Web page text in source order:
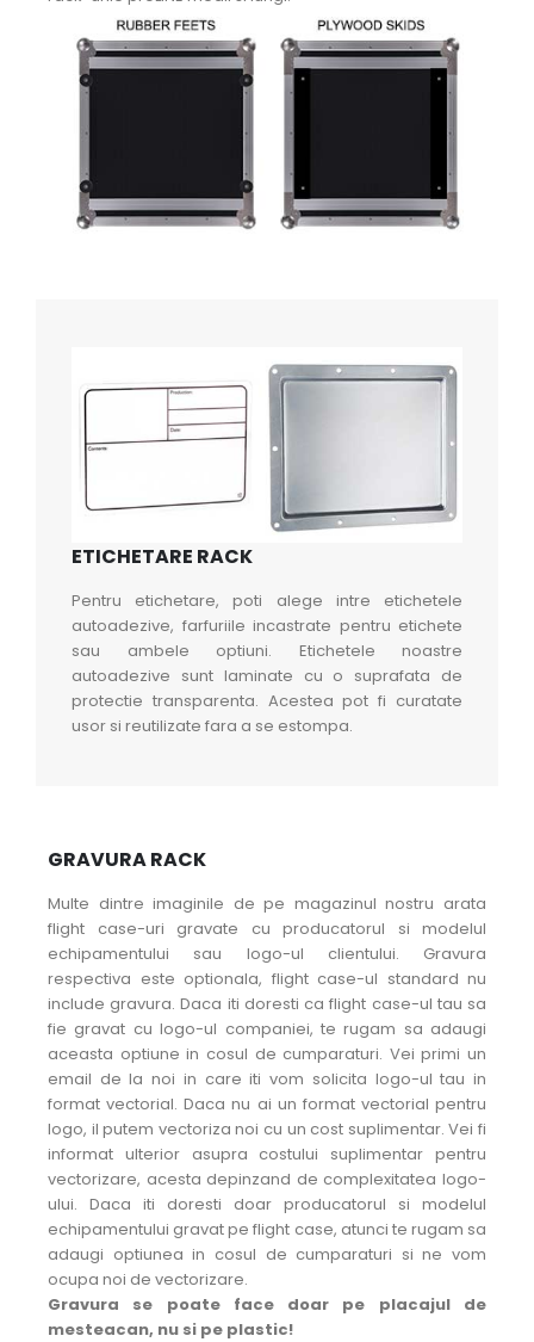
ETICHETARE RACK
Pentru etichetare, poti alege intre etichetele
autoadezive, farfuriile incastrate pentru etichete
sau ambele optiuni. Etichetele noastre
autoadezive sunt laminate cu o suprafata de
protectie transparenta. Acestea pot fi curatate
usor si reutilizate fara a se estompa.
GRAVURA RACK
Multe dintre imaginile de pe magazinul nostru arata
flight case-uri gravate cu producatorul si modelul
echipamentului sau logo-ul clientului. Gravura
respectiva este optionala, flight case-ul standard nu
include gravura. Daca iti doresti ca flight case-ul tau sa
fie gravat cu logo-ul companiei, te rugam sa adaugi
aceasta optiune in cosul de cumparaturi. Vei primi un
email de la noi in care iti vom solicita logo-ul tau in
format vectorial. Daca nu ai un format vectorial pentru
logo, il putem vectoriza noi cu un cost suplimentar. Vei fi
informat ulterior asupra costului suplimentar pentru
vectorizare, acesta depinzand de complexitatea logo-
ului. Daca iti doresti doar producatorul si modelul
echipamentului gravat pe flight case, atunci te rugam sa
adaugi optiunea in cosul de cumparaturi si ne vom
ocupa noi de vectorizare.
Gravura se poate face doar pe placajul de
mesteacan, nu si pe plastic!